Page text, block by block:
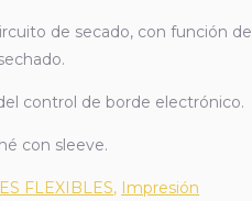
de secado, con función de
control de borde electrónico.
con sleeve.
FLEXIBLES, Impresión